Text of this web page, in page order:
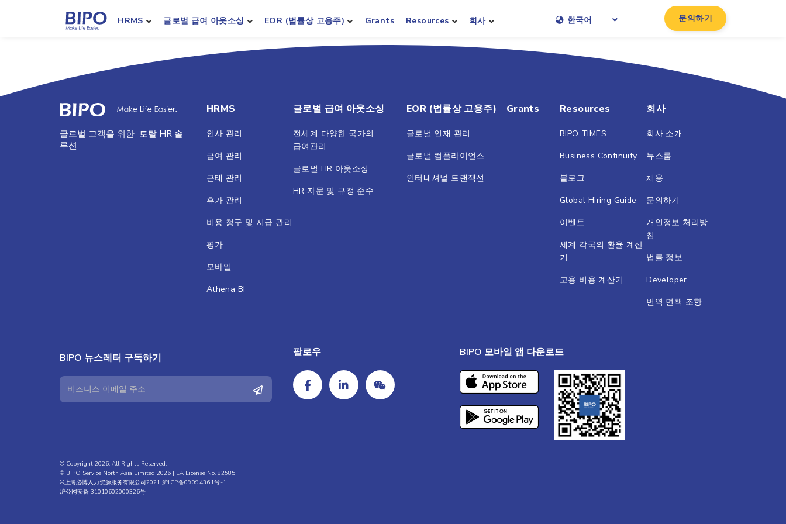
HRMS 글로벌 급여 아웃소싱 EOR (법률상 고용주) Grants Resources 회사 한국어 문의하기
글로벌 고객을 위한 토탈 HR 솔
루션
HRMS
인사 관리
급여 관리
근태 관리
휴가 관리
비용 청구 및 지급 관리
평가
모바일
Athena BI
글로벌 급여 아웃소싱
전세계 다양한 국가의
급여관리
글로벌 HR 아웃소싱
HR 자문 및 규정 준수
EOR (법률상 고용주)
글로벌 인재 관리
글로벌 컴플라이언스
인터내셔널 트랜잭션
Grants Resources
BIPO TIMES
Business Continuity
블로그
Global Hiring Guide
이벤트
세계 각국의 환율 계산
기
고용 비용 계산기
회사
회사 소개
뉴스룸
채용
문의하기
개인정보 처리방
침
법률 정보
Developer
번역 면책 조항
BIPO 뉴스레터 구독하기 팔로우 BIPO 모바일 앱 다운로드
© Copyright 2026. All Rights Reserved.
© BIPO Service North Asia Limited 2026 | EA License No. 82585
©上海必博人力资源服务有限公司2021|沪ICP备09094361号-1
沪公网安备 31010602000326号